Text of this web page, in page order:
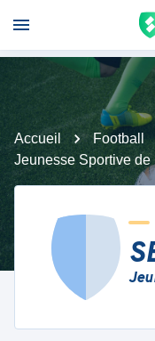
Accueil Football
Jeunesse Sportive de